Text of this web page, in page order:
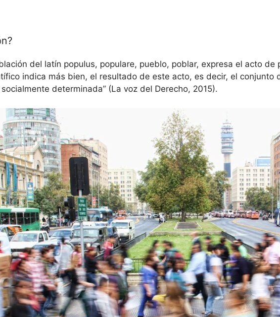
del latín populus, populare, pueblo, poblar, expresa el acto
indica más bien, el resultado de este acto, es decir, el
determinada” (La voz del Derecho, 2015).